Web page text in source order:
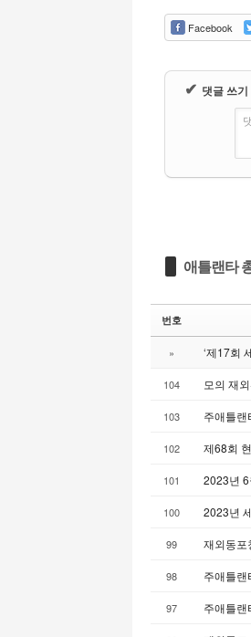
Facebook
✔ 댓글 쓰기
애틀랜타
번호
» ‘제17회
104 모의 재
103 주애틀
102 제68회
101 2023년
100 2023년
99 재외동포
98 주애틀
97 주애틀